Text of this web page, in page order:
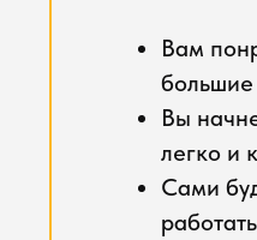
Вам
большие
Вы
легко и
Сами